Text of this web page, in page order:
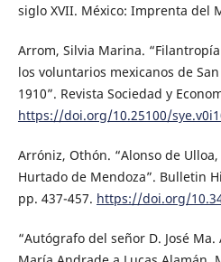
siglo XVII. México: Imprenta del
Arrom, Silvia Marina.
los voluntarios mexicanos de
1910”. Revista Sociedad y
https://doi.org/10.25100/
Arróniz, Othón. “Alonso de
Hurtado de Mendoza”. Bulletin
pp. 437-457. https://doi.org/
“Autógrafo del señor D. José